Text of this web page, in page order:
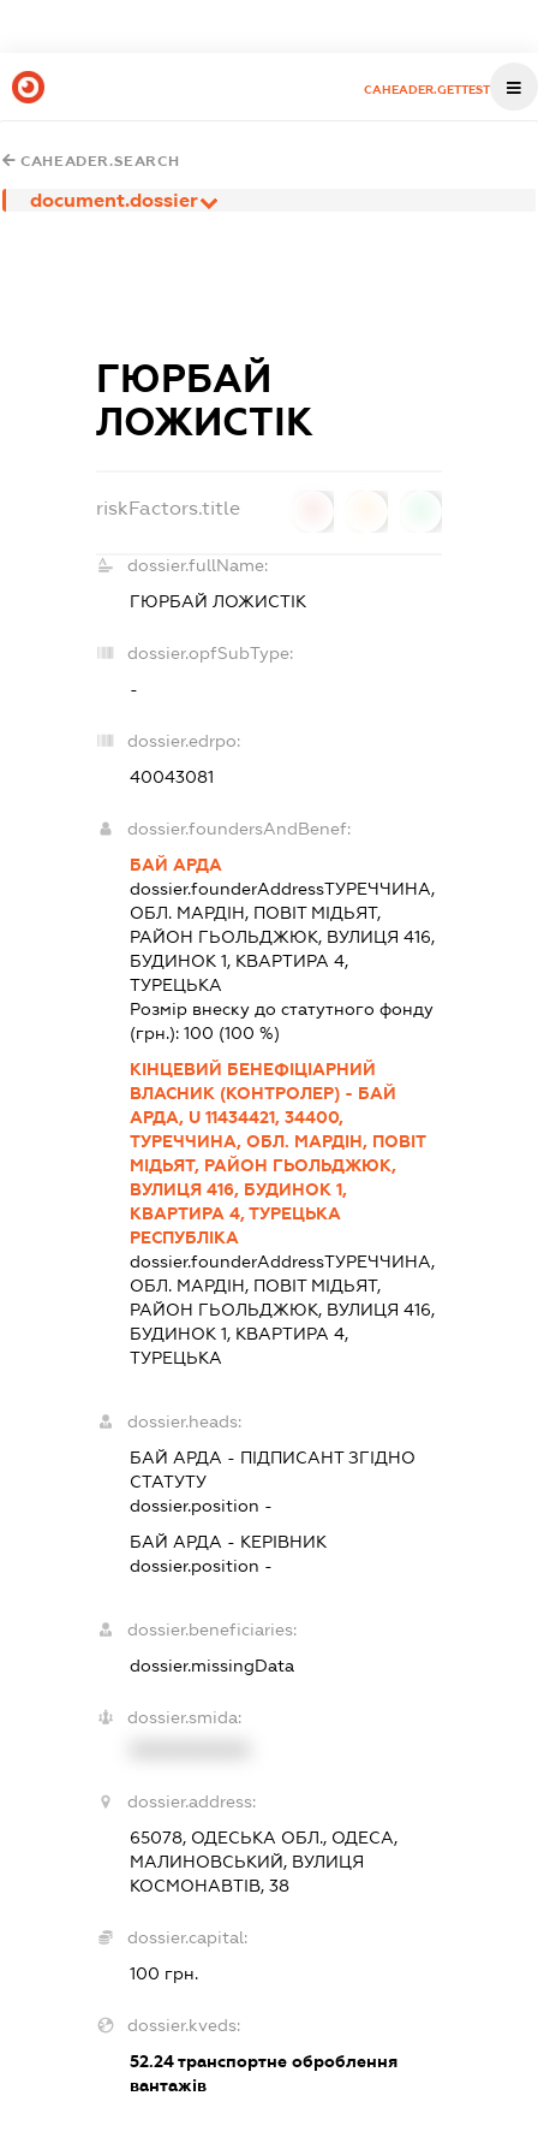
CAHEADER.GETTEST
CAHEADER.SEARCH
document.dossier
ГЮРБАЙ
ЛОЖИСТІК
riskFactors.title
dossier.fullName:
ГЮРБАЙ ЛОЖИСТІК
dossier.opfSubType:
-
dossier.edrpo:
40043081
dossier.foundersAndBenef:
БАЙ АРДА
dossier.founderAddressТУРЕЧЧИНА,
ОБЛ. МАРДІН, ПОВІТ МІДЬЯТ,
РАЙОН ГЬОЛЬДЖЮК, ВУЛИЦЯ 416,
БУДИНОК 1, КВАРТИРА 4,
ТУРЕЦЬКА
Розмір внеску до статутного фонду
(грн.): 100 (100 %)
КІНЦЕВИЙ БЕНЕФІЦІАРНИЙ
ВЛАСНИК (КОНТРОЛЕР) - БАЙ
АРДА, U 11434421, 34400,
ТУРЕЧЧИНА, ОБЛ. МАРДІН, ПОВІТ
МІДЬЯТ, РАЙОН ГЬОЛЬДЖЮК,
ВУЛИЦЯ 416, БУДИНОК 1,
КВАРТИРА 4, ТУРЕЦЬКА
РЕСПУБЛІКА
dossier.founderAddressТУРЕЧЧИНА,
ОБЛ. МАРДІН, ПОВІТ МІДЬЯТ,
РАЙОН ГЬОЛЬДЖЮК, ВУЛИЦЯ 416,
БУДИНОК 1, КВАРТИРА 4,
ТУРЕЦЬКА
dossier.heads:
БАЙ АРДА - ПІДПИСАНТЗГІДНО
СТАТУТУ
dossier.position -
БАЙ АРДА - КЕРІВНИК
dossier.position -
dossier.beneficiaries:
dossier.missingData
dossier.smida:
dossier.address:
65078, ОДЕСЬКА ОБЛ., ОДЕСА,
МАЛИНОВСЬКИЙ, ВУЛИЦЯ
КОСМОНАВТІВ, 38
dossier.capital:
100 грн.
dossier.kveds:
52.24транспортне оброблення
вантажів